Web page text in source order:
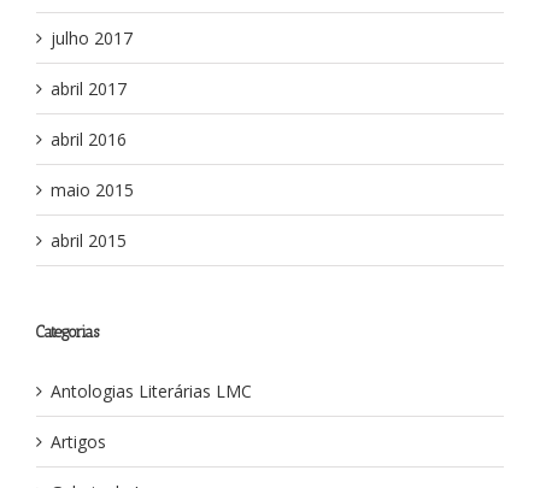
julho 2017
abril 2017
abril 2016
maio 2015
abril 2015
Categorias
Antologias Literárias LMC
Artigos